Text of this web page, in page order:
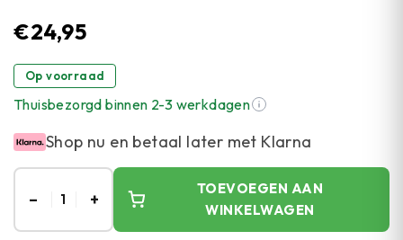
€24,95
Op voorraad
Thuisbezorgd binnen 2-3 werkdagen
Shop nu en betaal later met Klarna
– 1 +
TOEVOEGEN AAN
WINKELWAGEN